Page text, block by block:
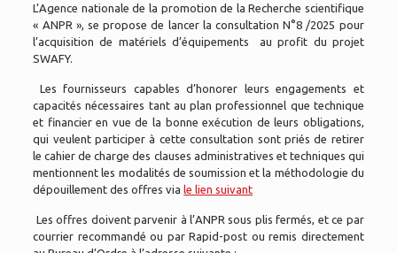
L’Agence nationale de la promotion de la Recherche scientifique
« ANPR », se propose de lancer la consultation N°8 /2025 pour
l’acquisition de matériels d’équipements au profit du projet
SWAFY.
Les fournisseurs capables d’honorer leurs engagements et
capacités nécessaires tant au plan professionnel que technique
et financier en vue de la bonne exécution de leurs obligations,
qui veulent participer à cette consultation sont priés de retirer
le cahier de charge des clauses administratives et techniques qui
mentionnent les modalités de soumission et la méthodologie du
dépouillement des offres viale lien suivant
Les offres doivent parvenir à l’ANPR sous plis fermés, et ce par
courrier recommandé ou par Rapid-post ou remis directement